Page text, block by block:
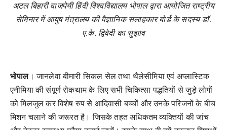
अटल बिहारी वाजपेयी हिंदी विश्वविद्यालय भोपाल द्वारा आयोजित राष्ट्रीय
सेमिनार में आयुष मंत्रालय की वैज्ञानिक सलाहकार बोर्ड के सदस्य डॉ.
ए.के. द्विवेदी का सुझाव
भोपाल। जानलेवा बीमारी सिकल सेल तथा थैलेसीमिया एवं अप्लास्टिक
एनीमिया की संपूर्ण रोकथाम के लिए सभी चिकित्सा पद्धतियों से जुड़े लोगों
को मिलजुल कर विशेष रुप से आदिवासी बच्चों और उनके परिजनों के बीच
मिशन चलाने की जरूरत है। जिसके तहत अधिकतम व्यक्तियों की जांच